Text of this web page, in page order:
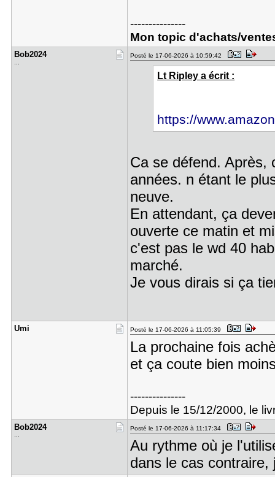
---------------
Mon topic d'achats/
Bob2024 Posté le 17-06-2026 à 10:59:42
Lt Ripley a écrit :
https://
Ca se défend. Après,
années. n étant le
neuve.
En attendant, ça
ouverte ce matin et
c'est pas le wd 40
marché.
Je vous dirais si ça
Umi Posté le 17-06-2026 à 11:05:39
La prochaine fois
et ça coute bien
---------------
Depuis le 15/12/2000, le
Bob2024 Posté le 17-06-2026 à 11:17:34
Au rythme où je
dans le cas